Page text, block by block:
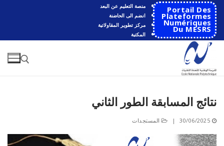
التجاوز
إلى
المحتوى
Portail Des
Plateformes
Numériques
Du MESRS
منصة التعليم عن البعد
انضم الى الحاضنة
مركز تطوير المقاولاتية
المكتبة
البحث
عن:
نتائج المسابقة الطور الثاني
30/06/2025
| المستجدات